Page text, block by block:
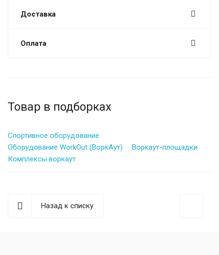
Доставка
Оплата
Товар в подборках
Спортивное оборудование
Оборудование WorkOut (ВоркАут)
Воркаут-площадки
Комплексы воркаут
Назад к списку